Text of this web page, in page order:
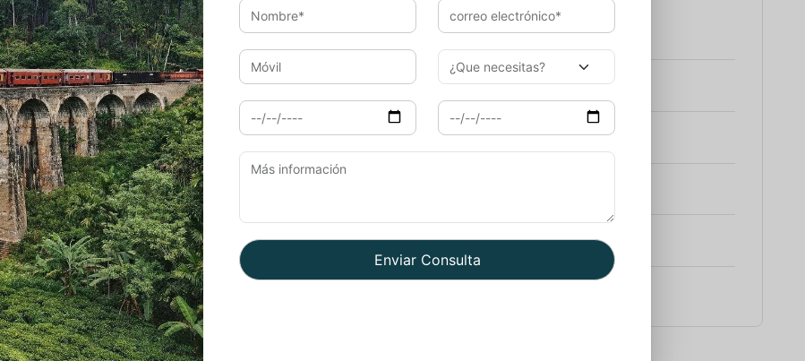
contar con itinerarios bien diseñados
la majestuosidad del Taj Mahal en Agra
los tesoros icónicos de este país diverso
visitas a lugares menos conocidos pero
y variada.
contarás con la seguridad y
Desde la selección de
todo estará cuidadosamente
viaje. Además, estarás acompañado por
proporciona un ambiente acogedor.
Viaje a India
Viaje Sur de la India
Viaje a Rajasthan con Varanasi
Viaje a India y Nepal